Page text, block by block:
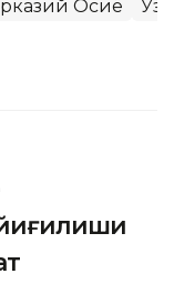
Осиё